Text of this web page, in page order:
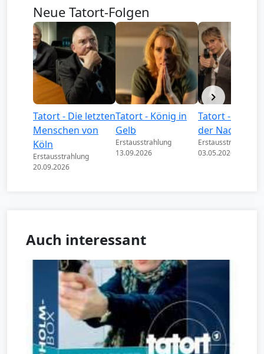
Neue Tatort-Folgen
Tatort - Die letzten
Menschen von
Köln
Erstausstrahlung
20.09.2026
Tatort - König in
Gelb
Erstausstrahlung
13.09.2026
Tatort - Könige
der Nacht
Erstausstrahlung
03.05.2026
Auch interessant